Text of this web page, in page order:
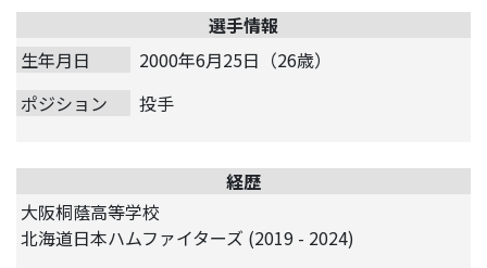
選手情報
生年月日
2000年6月25日（26歳）
ポジション
投手
経歴
大阪桐蔭高等学校
北海道日本ハムファイターズ (2019 - 2024)